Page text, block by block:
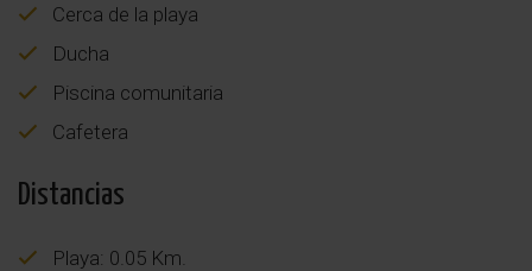
Cerca de la playa
Ducha
Piscina comunitaria
Cafetera
Distancias
Playa: 0.05 Km.